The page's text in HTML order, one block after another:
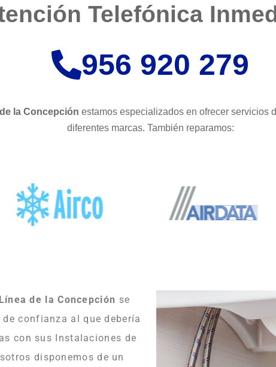
Telefónica
956 920 279
la Concepción estamos especializados en ofrecer servicios
diferentes marcas. También reparamos:
de la Concepción se
confianza al que debería
con sus Instalaciones de
disponemos de un